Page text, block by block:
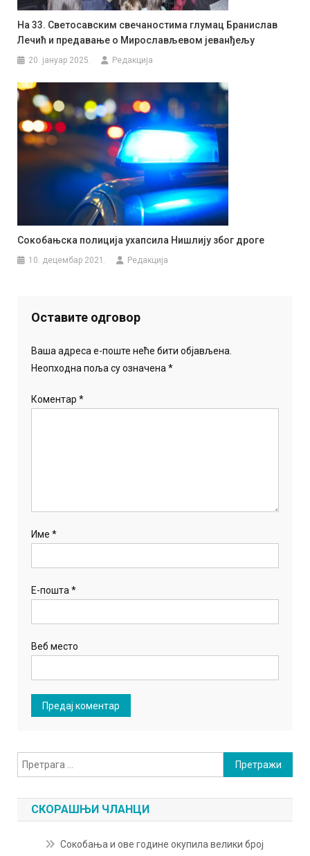
На 33. Светосавским свечаностима глумац Бранислав
Лечић и предавање о Мирослављевом јеванђељу
20. јануар 2025. Редакција
Сокобањска полиција ухапсила Нишлију због дроге
10. децембар 2021. Редакција
Оставите одговор
Ваша адреса е-поште неће бити објављена.
Неопходна поља су означена*
Коментар*
Име*
Е-пошта*
Веб место
Претрага
за:
СКОРАШЊИ ЧЛАНЦИ
Сокобања и ове године окупила велики број